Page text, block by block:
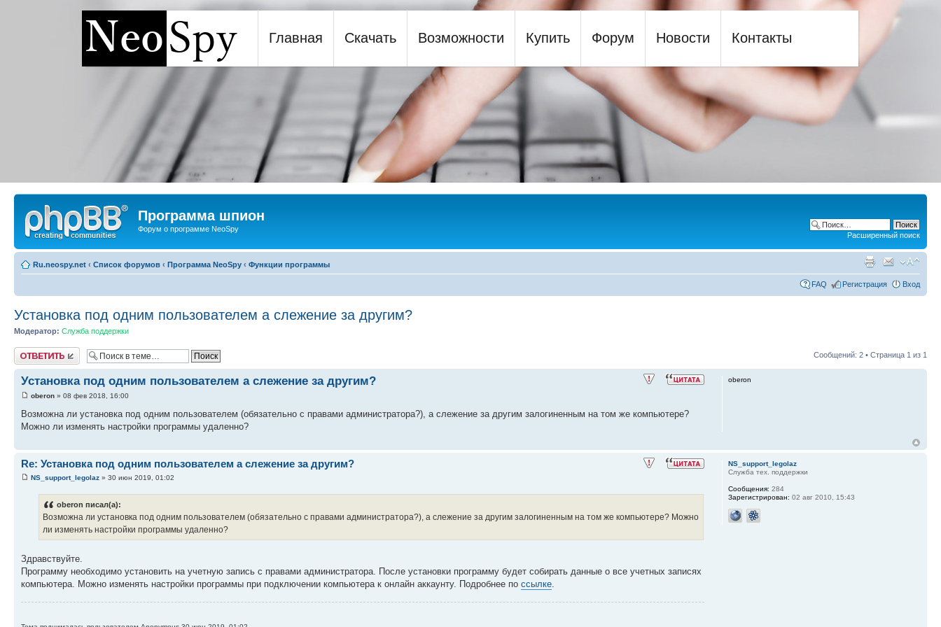
Программа шпион NeoSpy
Главная Скачать Возможности Купить Форум Новости Контакты
Программа шпион
Форум о программе NeoSpy
Расширенный поиск
Ru.neospy.net ‹ Список форумов ‹ Программа NeoSpy ‹ Функции программы
FAQ Регистрация Вход
Установка под одним пользователем а слежение за другим?
Модератор: Служба поддержки
Ответить Сообщений: 2 • Страница 1 из 1
Установка под одним пользователем а слежение за другим?
oberon » 08 фев 2018, 16:00
Возможна ли установка под одним пользователем (обязательно с правами администратора?), а слежение за другим залогиненным на том же компьютере?
Можно ли изменять настройки программы удаленно?
oberon
Re: Установка под одним пользователем а слежение за другим?
NS_support_legolaz » 30 июн 2019, 01:02
oberon писал(а):
Возможна ли установка под одним пользователем (обязательно с правами администратора?), а слежение за другим залогиненным на том же компьютере? Можно
ли изменять настройки программы удаленно?
Здравствуйте.
Программу необходимо установить на учетную запись с правами администратора. После установки программу будет собирать данные о все учетных записях
компьютера. Можно изменять настройки программы при подключении компьютера к онлайн аккаунту. Подробнее по ссылке
NS_support_legolaz
Служба тех. поддержки
Сообщения: 284
Зарегистрирован: 02 авг 2010, 15:43